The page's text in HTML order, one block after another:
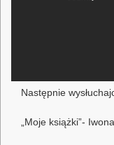
Następnie
„Moje książki”-